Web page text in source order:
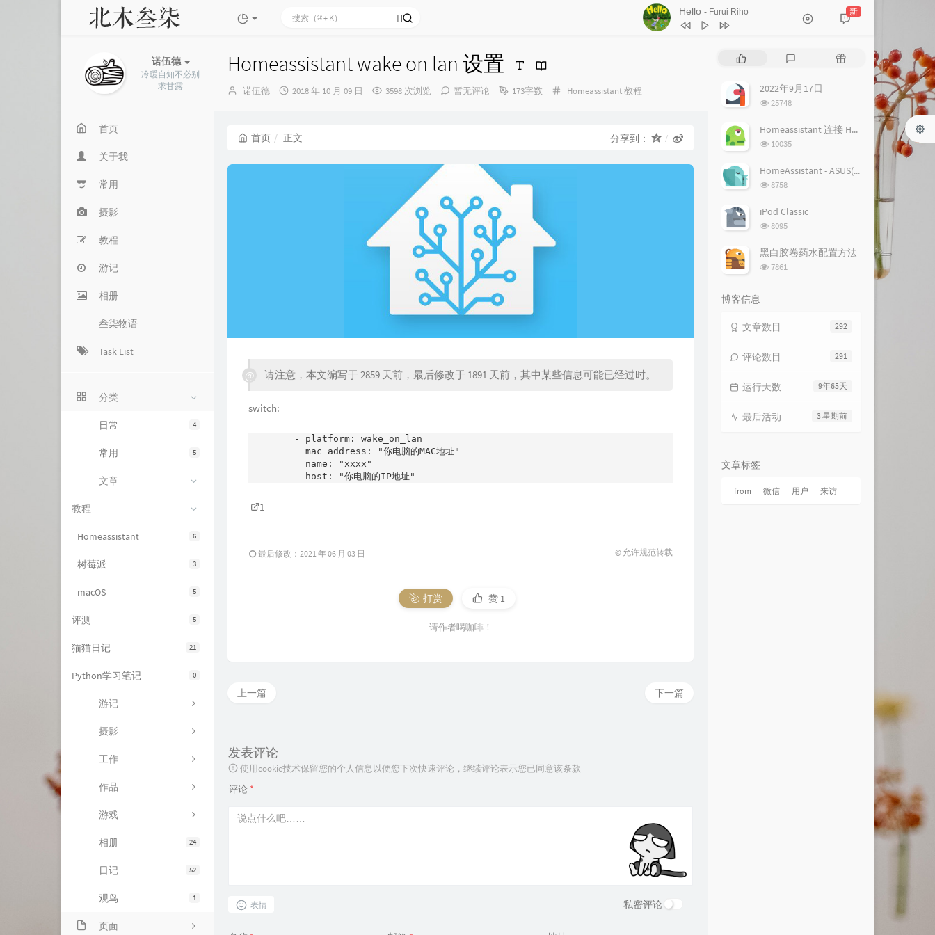
Hello - Furui Riho 新
诺伍德
冷暖自知不必别
求甘露
首页
关于我
常用
摄影
教程
游记
相册
叁柒物语
Task List
分类
4
日常
5
常用
文章
教程
6
Homeassistant
3
树莓派
5
macOS
5
评测
21
猫猫日记
0
Python学习笔记
游记
摄影
工作
作品
游戏
24
相册
52
日记
1
观鸟
页面
Homeassistant wake on lan 设置
博
诺伍德
发
2018 年 10 月 09 日 3598 次浏览 暂无评论 173字数
分
Homeassistant教程
首页 正文 分享到：
请注意，本文编写于 2859 天前，最后修改于 1891 天前，其中某些信息可能已经过时。
switch:
  - platform: wake_on_lan
    mac_address: "你电脑的MAC地址"
    name: "xxxx"
1
最后修改：2021 年 06 月 03 日 © 允许规范转载
打赏 赞 1
请作者喝咖啡！
下一篇
上一篇
发表评论
使用cookie技术保留您的个人信息以便您下次快速评论，继续评论表示您已同意该条款
评论 *
表情 私密评论
评
随
2022年9月17日
浏
次
25748
Homeassistant 连接 Homekit 方法
浏
次
10035
HomeAssistant - ASUS(梅林) 路由追踪设置
浏
次
8758
iPod Classic
浏
次
数:
8095
黑白胶卷药水配置方法
浏
7861
博客信息
292
文章数目
291
评论数目
9年65天
运行天数
3 星期前
最后活动
文章标签
from 微信 用户 来访